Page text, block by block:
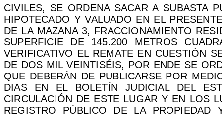
CIVILES, SE ORDENA SACAR A SUBASTA
HIPOTECADO Y VALUADO EN EL
DE LA MAZANA 3, FRACCIONAMIENTO
SUPERFICIE DE 145.200 METROS
VERIFICATIVO EL REMATE EN CUESTIÓN
DE DOS MIL VEINTISÉIS, POR ENDE SE
QUE DEBERÁN DE PUBLICARSE POR
DIAS EN EL BOLETÍN JUDICIAL DEL
CIRCULACIÓN DE ESTE LUGAR Y EN LOS
REGISTRO PÚBLICO DE LA PROPIEDAD